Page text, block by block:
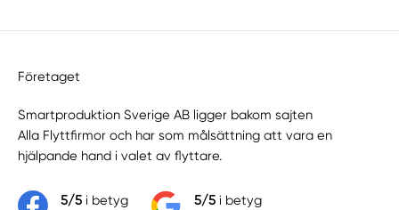
Företaget
Smartproduktion Sverige AB ligger bakom sajten
Alla Flyttfirmor och har som målsättning att vara en
hjälpande hand i valet av flyttare.
5/5i betyg 5/5i betyg